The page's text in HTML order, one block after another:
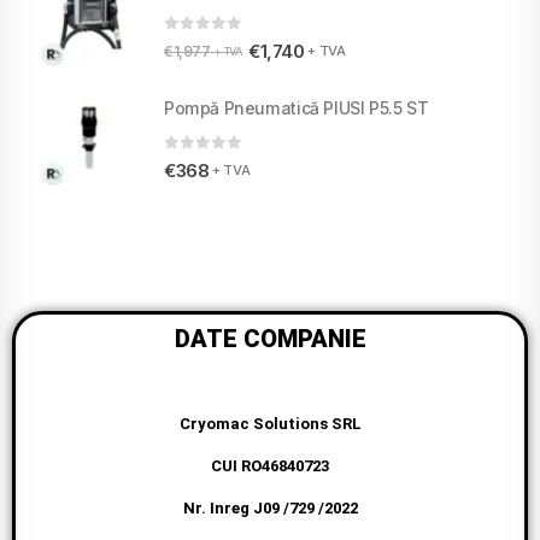
€1,977 + TVA €1,740 + TVA
Pompă Pneumatică PIUSI P5.5 ST
0 din 5
€368 + TVA
DATE COMPANIE
Cryomac Solutions SRL
CUI RO46840723
Nr. Inreg J09 /729 /2022